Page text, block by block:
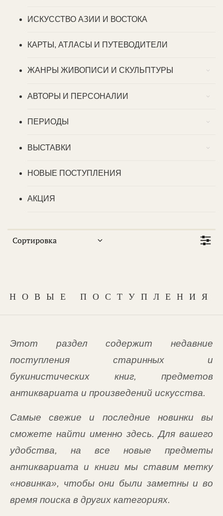
НОВЫЕ ПОСТУПЛЕНИЯ
Этот раздел содержит недавние
поступления старинных и
букинистических книг, предметов
антиквариата и произведений искусства.
Самые свежие и последние новинки вы
сможете найти именно здесь. Для вашего
удобства, на все новые предметы
антиквариата и книги мы ставим метку
«новинка», чтобы они были заметны и во
время поиска в других категориях.
ИСКУССТВО АЗИИ И ВОСТОКА
КАРТЫ, АТЛАСЫ И ПУТЕВОДИТЕЛИ
ЖАНРЫ ЖИВОПИСИ И СКУЛЬПТУРЫ
АВТОРЫ И ПЕРСОНАЛИИ
ПЕРИОДЫ
ВЫСТАВКИ
НОВЫЕ ПОСТУПЛЕНИЯ
АКЦИЯ